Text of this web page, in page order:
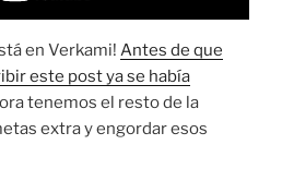
en Verkami! Antes de que
este post ya se había
tenemos el resto de la
extra y engordar esos